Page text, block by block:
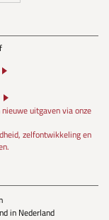
uitgaven via onze
zelfontwikkeling en
in Nederland